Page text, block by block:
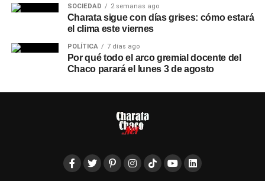
SOCIEDAD 2 semanas ago
Charata sigue con días grises: cómo estará
el clima este viernes
POLÍTICA 7 días ago
Por qué todo el arco gremial docente del
Chaco parará el lunes 3 de agosto